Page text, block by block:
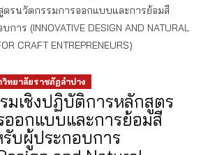
รนวัตกรรมการออกแบบและการย้อมสี
ร (INNOVATIVE DESIGN AND NATURAL
CRAFT ENTREPRENEURS)
ทยาลัยราชภัฏลำปาง
มเชิงปฏิบัติการหลักสูตร
ออกแบบและการย้อมสี
บผู้ประกอบการ